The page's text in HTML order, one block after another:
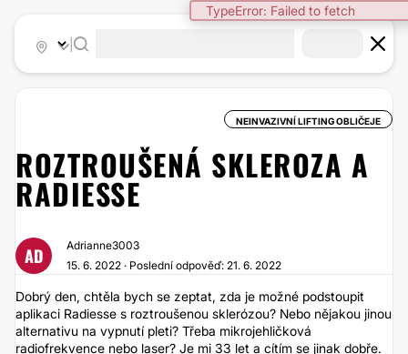
TypeError: Failed to fetch
NEINVAZIVNÍ LIFTING OBLIČEJE
ROZTROUŠENÁ SKLEROZA A
RADIESSE
AD
Adrianne3003
15. 6. 2022 · Poslední odpověď: 21. 6. 2022
Dobrý den, chtěla bych se zeptat, zda je možné podstoupit
aplikaci Radiesse s roztroušenou sklerózou? Nebo nějakou jinou
alternativu na vypnutí pleti? Třeba mikrojehličková
radiofrekvence nebo laser? Je mi 33 let a cítím se jinak dobře.